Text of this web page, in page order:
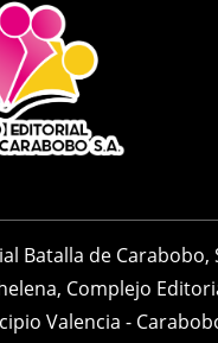
Batalla de Carabobo,
Complejo
Valencia -